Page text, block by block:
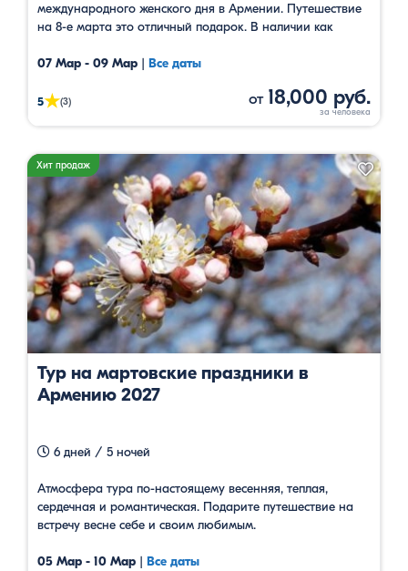
международного женского дня в Армении. Путешествие
на 8-е марта это отличный подарок. В наличии как
07 Мар - 09 Мар | Все даты
5★(3) от 18,000 руб.
Хит продаж
Тур на мартовские праздники в
Армению 2027
6 дней / 5 ночей
Атмосфера тура по-настоящему весенняя, теплая,
сердечная и романтическая. Подарите путешествие на
встречу весне себе и своим любимым.
05 Мар - 10 Мар | Все даты